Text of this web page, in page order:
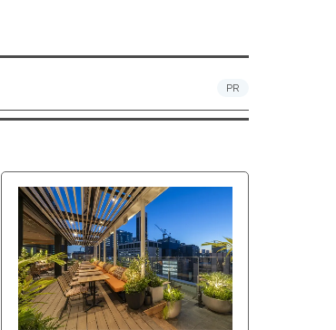
PR